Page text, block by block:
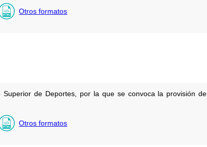
Otros formatos
de Deportes, por la que se convoca la provisión de
Otros formatos